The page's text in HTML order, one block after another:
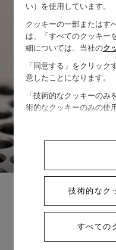
コ
い）を使用しています。
クッキーの一部またはす
は、「すべてのクッキー
細については、当社のク
「同意する」をクリッ
意したことになります。
「技術的なクッキーの
術的なクッキーのみの使
技術的なク
すべての